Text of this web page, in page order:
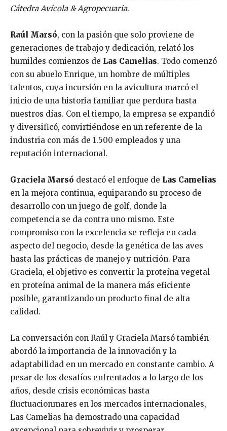
Cátedra Avícola & Agropecuaria.
Raúl Marsó, con la pasión que solo proviene de
generaciones de trabajo y dedicación, relató los
humildes comienzos de Las Camelias. Todo comenzó
con su abuelo Enrique, un hombre de múltiples
talentos, cuya incursión en la avicultura marcó el
inicio de una historia familiar que perdura hasta
nuestros días. Con el tiempo, la empresa se expandió
y diversificó, convirtiéndose en un referente de la
industria con más de 1.500 empleados y una
reputación internacional.
Graciela Marsó destacó el enfoque de Las Camelias
en la mejora continua, equiparando su proceso de
desarrollo con un juego de golf, donde la
competencia se da contra uno mismo. Este
compromiso con la excelencia se refleja en cada
aspecto del negocio, desde la genética de las aves
hasta las prácticas de manejo y nutrición. Para
Graciela, el objetivo es convertir la proteína vegetal
en proteína animal de la manera más eficiente
posible, garantizando un producto final de alta
calidad.
La conversación con Raúl y Graciela Marsó también
abordó la importancia de la innovación y la
adaptabilidad en un mercado en constante cambio. A
pesar de los desafíos enfrentados a lo largo de los
años, desde crisis económicas hasta
fluctuacionmares en los mercados internacionales,
Las Camelias ha demostrado una capacidad